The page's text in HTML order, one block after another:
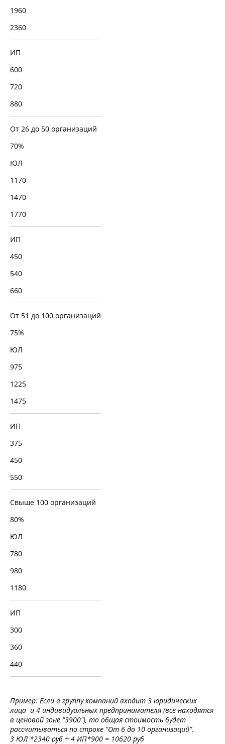
1960
2360
ИП
600
720
880
От 26 до 50 организаций
70%
ЮЛ
1170
1470
1770
ИП
450
540
660
От 51 до 100 организаций
75%
ЮЛ
975
1225
1475
ИП
375
450
550
Свыше 100 организаций
80%
ЮЛ
780
980
1180
ИП
300
360
440
Пример: Если в группу компаний входит 3 юридических
лица и 4 индивидуальных предпринимателя (все находятся
в ценовой зоне "3900"), то общая стоимость будет
рассчитываться по строке "От 6 до 10 организаций".
3 ЮЛ *2340 руб + 4 ИП*900 = 10620 руб